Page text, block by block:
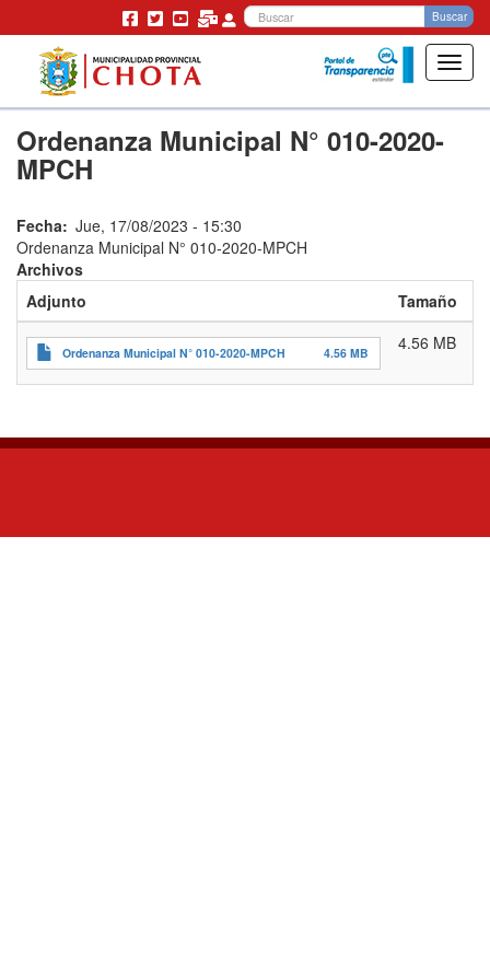
Pasar
contenido
principal
Buscar
Ordenanza Municipal N° 010-2020-
MPCH
Fecha Jue, 17/08/2023 - 15:30
Ordenanza Municipal N° 010-2020-MPCH
Archivos
Adjunto
Tamaño
Ordenanza Municipal N° 010-2020-MPCH 4.56 MB 4.56 MB